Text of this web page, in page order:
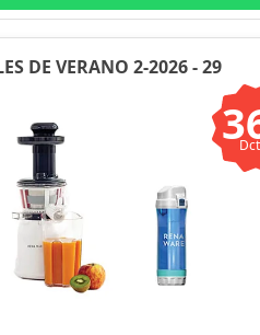
DE VERANO 2-2026 - 29